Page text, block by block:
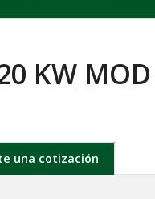
KW MOD
una cotización